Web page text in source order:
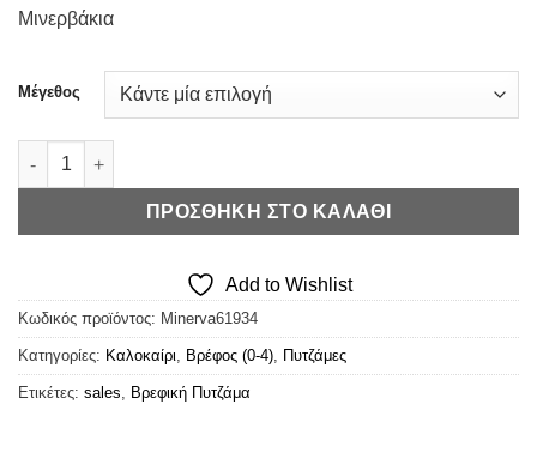
€13,23.
Μινερβάκια
Μέγεθος
Μινέρβα Πυτζάμα Mini Boss ποσότητα
ΠΡΟΣΘΉΚΗ ΣΤΟ ΚΑΛΆΘΙ
Add to Wishlist
Κωδικός προϊόντος: Minerva61934
Κατηγορίες: Καλοκαίρι, Βρέφος (0-4), Πυτζάμες
Ετικέτες: sales, Βρεφική Πυτζάμα